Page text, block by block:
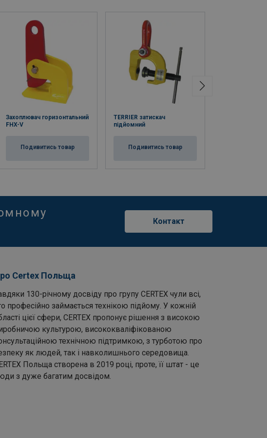
Захоплювач горизонтальний
FHX-V
Подивитись товар
TERRIER затискач
підйомний
Подивитись товар
Контакт
Certex Польща
130-річному досвіду про групу CERTEX чули всі,
професійно займається технікою підйому. У кожній
цієї сфери, CERTEX пропонує рішення з високою
культурою, висококваліфікованою
технічною підтримкою, з турботою про
як людей, так і навколишнього середовища.
Польща створена в 2019 році, проте, її штат - це
з дуже багатим досвідом.